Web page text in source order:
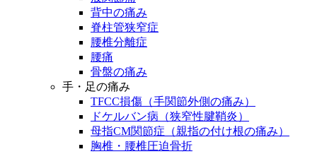
背中の痛み
脊柱管狭窄症
腰椎分離症
腰痛
骨盤の痛み
手・足の痛み
TFCC損傷（手関節外側の痛み）
ドケルバン病（狭窄性腱鞘炎）
母指CM関節症（親指の付け根の痛み）
胸椎・腰椎圧迫骨折